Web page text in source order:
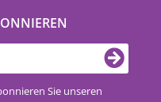
Sie unseren